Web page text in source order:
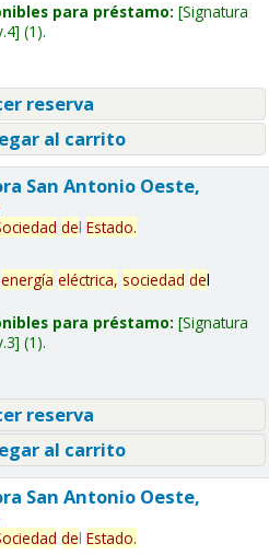
para préstamo: Signatura
(1).
reserva
al carrito
San Antonio Oeste,
del Estado.
energía eléctrica, sociedad del
para préstamo: Signatura
(1).
reserva
al carrito
San Antonio Oeste,
del Estado.